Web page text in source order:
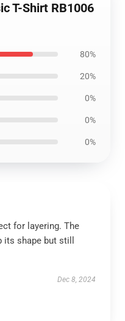
T-Shirt RB1006
80%
20%
0%
0%
0%
for layering. The
shape but still
Dec 8, 2024